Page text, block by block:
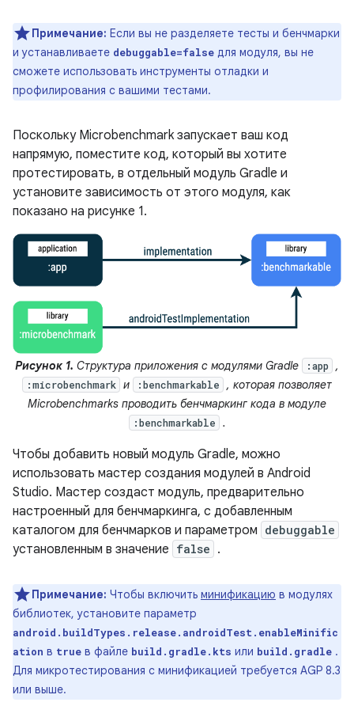
Примечание: Если вы не разделяете тесты и бенчмарки
и устанавливаете debuggable=false для модуля, вы не
сможете использовать инструменты отладки и
профилирования с вашими тестами.
Поскольку Microbenchmark запускает ваш код
напрямую, поместите код, который вы хотите
протестировать, в отдельный модуль Gradle и
установите зависимость от этого модуля, как
показано на рисунке 1.
Рисунок 1. Структура приложения с модулями Gradle :app ,
:microbenchmark и :benchmarkable
, которая позволяет
Microbenchmarks проводить бенчмаркинг кода в модуле
:benchmarkable .
Чтобы добавить новый модуль Gradle, можно
использовать мастер создания модулей в Android
Studio. Мастер создаст модуль, предварительно
настроенный для бенчмаркинга, с добавленным
каталогом для бенчмарков и параметром debuggable
установленным в значение false .
Примечание: Чтобы включить минификацию в модулях
библиотек, установите параметр
android.buildTypes.release.androidTest.enableMinific
ation в true в файле build.gradle.kts или build.gradle .
Для микротестирования с минификацией требуется AGP 8.3
или выше.